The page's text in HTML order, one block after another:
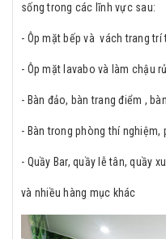
sống trong các lĩnh vực sau:
- Ôp mặt bếp và vách trang trí
- Ôp mặt lavabo và làm chậu
- Bàn đảo, bàn trang điểm ,
- Bàn trong phòng thí nghiệm,
- Quầy Bar, quầy lễ tân, quầy
và nhiều hàng mục khác